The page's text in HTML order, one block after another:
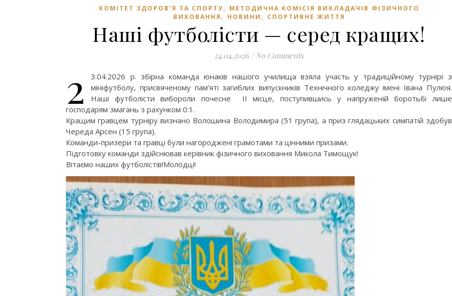
КОМІТЕТ ЗДОРОВ’Я ТА СПОРТУ, МЕТОДИЧНА КОМІСІЯ ВИКЛАДАЧІВ ФІЗИЧНОГО
ВИХОВАННЯ , НОВИНИ , СПОРТИВНЕ ЖИТТЯ
Наші футболісти — серед кращих!
24.04.2026 / No Comments
2
3.04.2026 р. збірна команда юнаків нашого училища взяла участь у традиційному турнірі з
мініфутболу, присвяченому пам’яті загиблих випускників Технічного коледжу імені Івана Пулюя.
Наші футболісти вибороли почесне ІІ місце, поступившись у напруженій боротьбі лише
господарям змагань з рахунком 0:1.
Кращим гравцем турніру визнано Волошина Володимира (51 група), а приз глядацьких симпатій здобув
Череда Арсен (15 група).
Команди-призери та гравці були нагороджені грамотами та цінними призами.
Підготовку команди здійснював керівник фізичного виховання Микола Тимощук!
Вітаємо наших футболістів!Молодці!